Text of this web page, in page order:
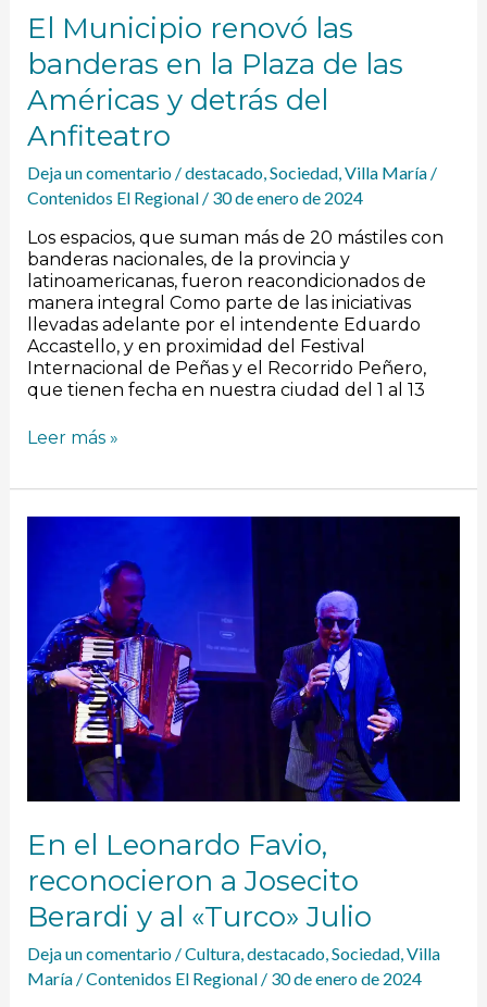
El Municipio renovó las
banderas en la Plaza de las
Américas y detrás del
Anfiteatro
Deja un comentario /destacado, Sociedad, Villa María/
Contenidos El Regional / 30 de enero de 2024
Los espacios, que suman más de 20 mástiles con
banderas nacionales, de la provincia y
latinoamericanas, fueron reacondicionados de
manera integral Como parte de las iniciativas
llevadas adelante por el intendente Eduardo
Accastello, y en proximidad del Festival
Internacional de Peñas y el Recorrido Peñero,
que tienen fecha en nuestra ciudad del 1 al 13
Leer más »
En el Leonardo Favio,
reconocieron a Josecito
Berardi y al «Turco» Julio
Deja un comentario /Cultura,destacado,Sociedad,Villa
María/Contenidos El Regional / 30 de enero de 2024
Leonardo
reconocieron
Josecito
Berardi
y
«Turco»